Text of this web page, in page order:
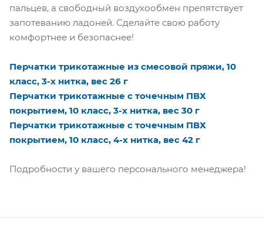
пальцев, а свободный воздухообмен препятствует
запотеванию ладоней. Сделайте свою работу
комфортнее и безопаснее!
Перчатки трикотажные из смесовой пряжи, 10
класс, 3-х нитка, вес 26 г
Перчатки трикотажные с точечным ПВХ
покрытием, 10 класс, 3-х нитка, вес 30 г
Перчатки трикотажные с точечным ПВХ
покрытием, 10 класс, 4-х нитка, вес 42 г
Подробности у вашего персонального менеджера!